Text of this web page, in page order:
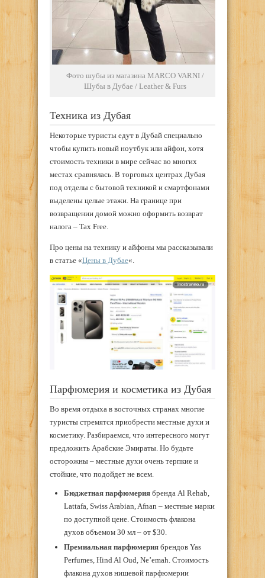
Фото шубы из магазина MARCO VARNI /
Шубы в Дубае / Leather & Furs
Техника из Дубая
Некоторые туристы едут в Дубай специально
чтобы купить новый ноутбук или айфон, хотя
стоимость техники в мире сейчас во многих
местах сравнялась. В торговых центрах Дубая
под отделы с бытовой техникой и смартфонами
выделены целые этажи. На границе при
возвращении домой можно оформить возврат
налога – Tax Free.
Про цены на технику и айфоны мы рассказывали
в статье «Цены в Дубае«.
Парфюмерия и косметика из Дубая
Во время отдыха в восточных странах многие
туристы стремятся приобрести местные духи и
косметику. Разбираемся, что интересного могут
предложить Арабские Эмираты. Но будьте
осторожны – местные духи очень терпкие и
стойкие, что подойдет не всем.
Бюджетная парфюмериябренда Al Rehab,
Lattafa, Swiss Arabian, Afnan – местные марки
по доступной цене. Стоимость флакона
духов объемом 30 мл – от $30.
Премиальная парфюмерия брендов Yas
Perfumes, Hind Al Oud, Ne’emah. Стоимость
флакона духов нишевой парфюмерии